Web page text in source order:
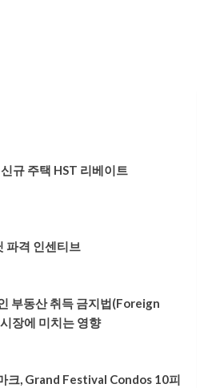
규 주택 HST 리베이트
파격 인센티브
부동산 취득 금지법(Foreign
장에 미치는 영향
크, Grand Festival Condos 10피